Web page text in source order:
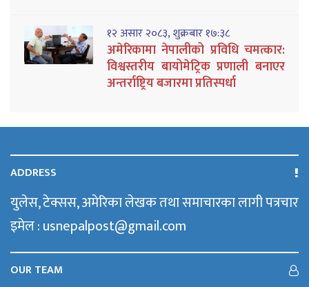
१२ असार २०८३, शुक्रबार १७:३८
अमेरिकामा नेपालीको प्रविधि चमत्कार:
विश्वस्तरीय बायोमेट्रिक प्रणाली बनाएर
अन्तर्राष्ट्रिय बजारमा प्रतिस्पर्धा
ADDRESS
युलेस, टेक्सस, अमेरिका लेखक तथा समाचारका लागी पत्रचार
इमेल : usnepalpost@gmail.com
OUR TEAM